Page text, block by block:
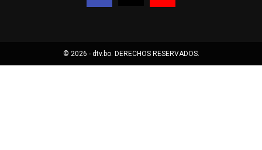
© 2026 - dtv.bo. DERECHOS RESERVADOS.